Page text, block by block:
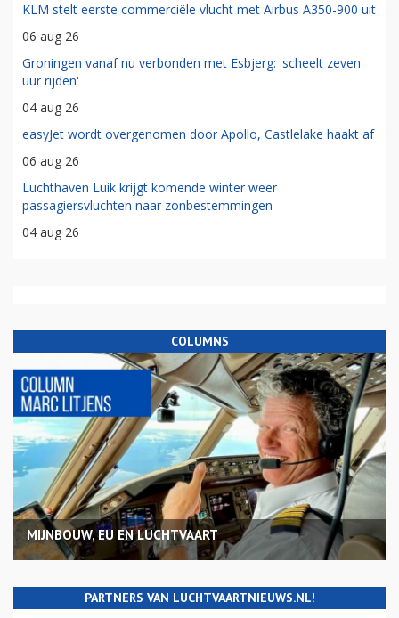
KLM stelt eerste commerciële vlucht met Airbus A350-900 uit
06 aug 26
Groningen vanaf nu verbonden met Esbjerg: 'scheelt zeven
uur rijden'
04 aug 26
easyJet wordt overgenomen door Apollo, Castlelake haakt af
06 aug 26
Luchthaven Luik krijgt komende winter weer
passagiersvluchten naar zonbestemmingen
04 aug 26
COLUMNS
MIJNBOUW, EU EN LUCHTVAART
PARTNERS VAN LUCHTVAARTNIEUWS.NL!